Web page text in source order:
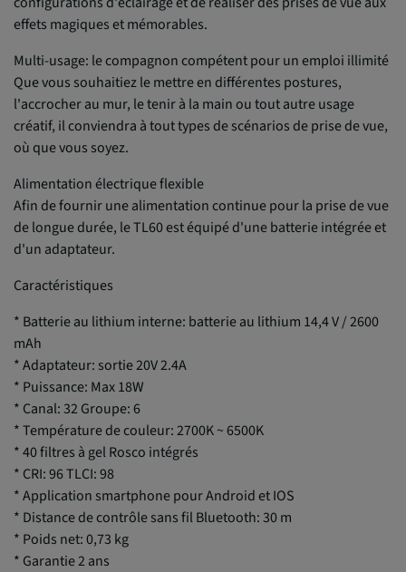
effets magiques et mémorables.
Multi-usage: le compagnon compétent pour un emploi illimité
Que vous souhaitiez le mettre en différentes postures,
l'accrocher au mur, le tenir à la main ou tout autre usage
créatif, il conviendra à tout types de scénarios de prise de vue,
où que vous soyez.
Alimentation électrique flexible
Afin de fournir une alimentation continue pour la prise de vue
de longue durée, le TL60 est équipé d'une batterie intégrée et
d'un adaptateur.
Caractéristiques
* Batterie au lithium interne: batterie au lithium 14,4 V / 2600
mAh
* Adaptateur: sortie 20V 2.4A
* Puissance: Max 18W
* Canal: 32 Groupe: 6
* Température de couleur: 2700K ~ 6500K
* 40 filtres à gel Rosco intégrés
* CRI: 96 TLCI: 98
* Application smartphone pour Android et IOS
* Distance de contrôle sans fil Bluetooth: 30 m
* Poids net: 0,73 kg
* Garantie 2 ans